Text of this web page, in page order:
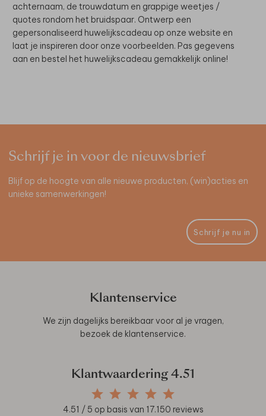
achternaam, de trouwdatum en grappige weetjes /
quotes rondom het bruidspaar. Ontwerp een
gepersonaliseerd huwelijkscadeau op onze website en
laat je inspireren door onze voorbeelden. Pas gegevens
aan en bestel het huwelijkscadeau gemakkelijk online!
Schrijf je in voor de nieuwsbrief
Blijf op de hoogte van alle nieuwe producten, (win)acties en
unieke samenwerkingen!
Schrijf je nu in
Klantenservice
We zijn dagelijks bereikbaar voor al je vragen,
bezoek de klantenservice.
Klantwaardering 4.51
4.51 / 5 op basis van 17.150 reviews